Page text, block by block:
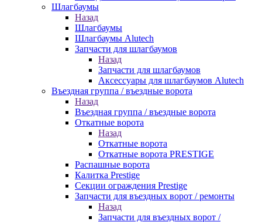
Шлагбаумы
Назад
Шлагбаумы
Шлагбаумы Alutech
Запчасти для шлагбаумов
Назад
Запчасти для шлагбаумов
Аксессуары для шлагбаумов Alutech
Въездная группа / въездные ворота
Назад
Въездная группа / въездные ворота
Откатные ворота
Назад
Откатные ворота
Откатные ворота PRESTIGE
Распашные ворота
Калитка Prestige
Секции ограждения Prestige
Запчасти для въездных ворот / ремонты
Назад
Запчасти для въездных ворот /